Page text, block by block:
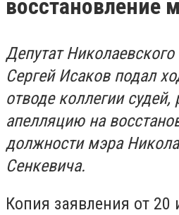
восстановление
Депутат Николаевского
Сергей Исаков подал
отводе коллегии
апелляцию на
должности мэра
Сенкевича.
Копия заявления от 20